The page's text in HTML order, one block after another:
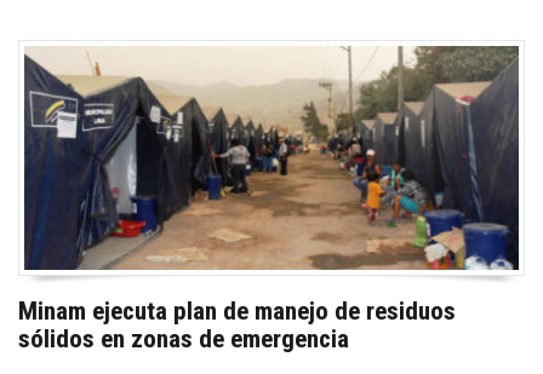
Minam ejecuta plan de manejo de residuos
sólidos en zonas de emergencia